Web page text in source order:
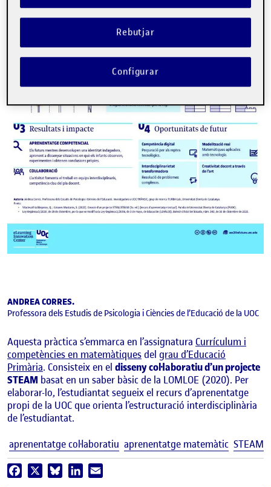
ANDREA CORRES.
Professora dels Estudis de Psicologia i Ciències de l’Educació de la UOC
Aquesta pràctica s’emmarca en l’assignatura Currículum i
competències en matemàtiques del grau d’Educació
Primària. Consisteix en el disseny col·laboratiu d’un projecte
STEAM basat en un saber bàsic de la LOMLOE (2020). Per
elaborar-lo, l’estudiantat segueix el recurs d’aprenentatge
propi de la UOC que orienta l’estructuració interdisciplinària
de l’estudiantat.
aprenentatge col·laboratiu aprenentatge matemàtic STEAM
Facebook BlueskyLinkedIn
Rebutjar
Configurar